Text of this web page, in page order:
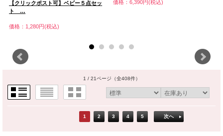
【クリックポスト可】ベビー５点セッ
ト …
価格：1,280円(税込)
価格：6,390円(税込)
1 / 21ページ （全408件）
1 2 3 4 5 次へ